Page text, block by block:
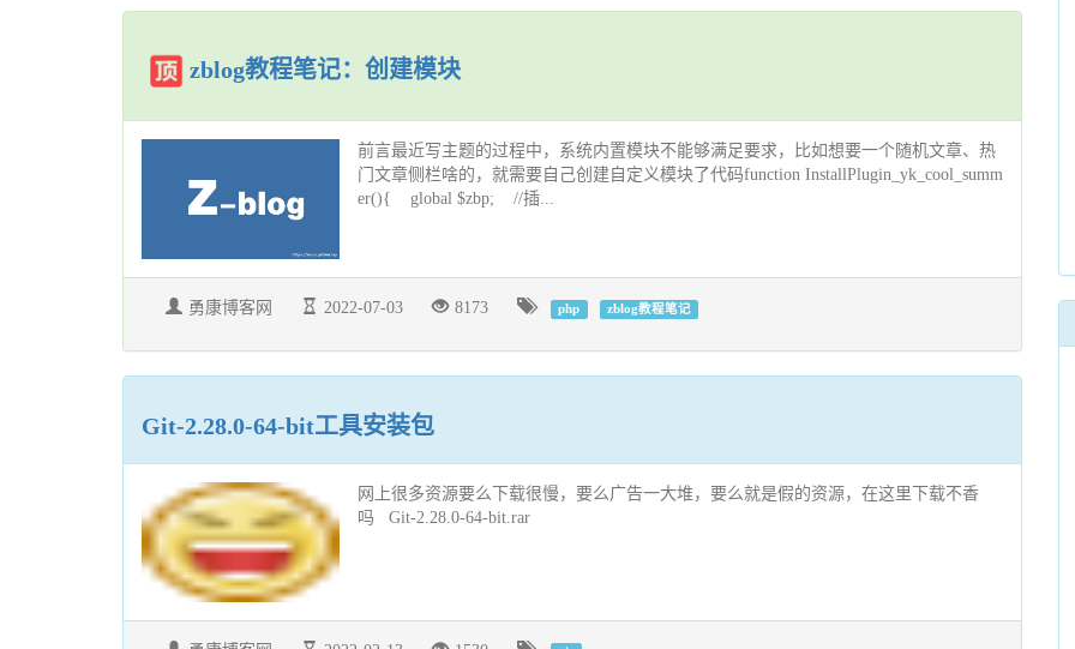
zblog教程笔记：创建模块
前言最近写主题的过程中，系统内置模块不能够满足要求，比如想要一个随机文章、热
门文章侧栏啥的，就需要自己创建自定义模块了代码function InstallPlugin_yk_cool_summ
er(){ global $zbp; //插...
勇康博客网 2022-07-03 8173 php zblog教程笔记
Git-2.28.0-64-bit工具安装包
网上很多资源要么下载很慢，要么广告一大堆，要么就是假的资源，在这里下载不香
吗 Git-2.28.0-64-bit.rar